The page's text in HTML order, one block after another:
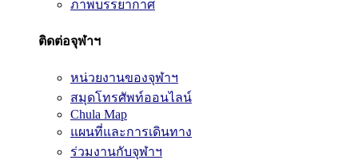
ภาพบรรยากาศ
ติดต่อจุฬาฯ
หน่วยงานของจุฬาฯ
สมุดโทรศัพท์ออนไลน์
Chula Map
แผนที่และการเดินทาง
ร่วมงานกับจุฬาฯ